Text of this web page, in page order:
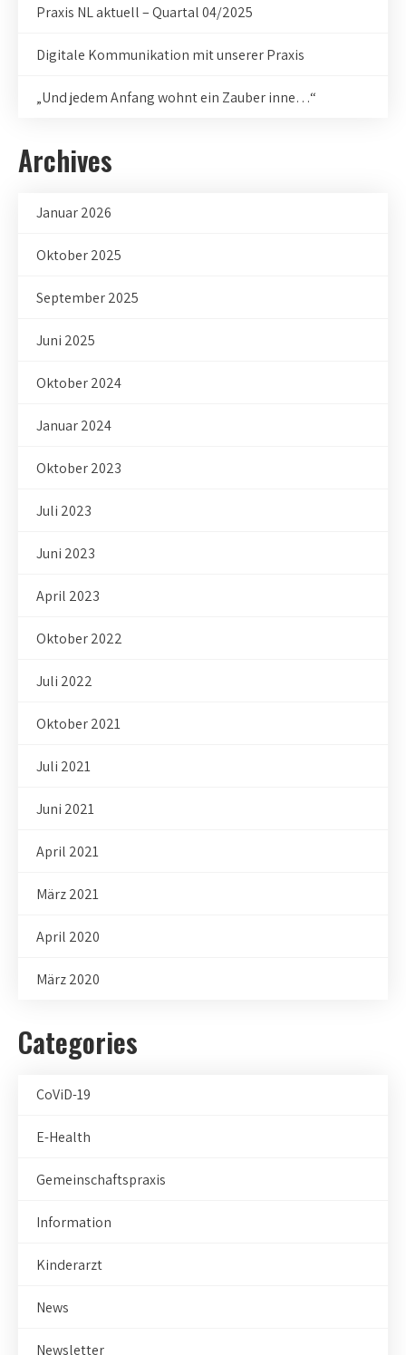
Praxis NL aktuell – Quartal 04/2025
Digitale Kommunikation mit unserer Praxis
„Und jedem Anfang wohnt ein Zauber inne…“
Archives
Januar 2026
Oktober 2025
September 2025
Juni 2025
Oktober 2024
Januar 2024
Oktober 2023
Juli 2023
Juni 2023
April 2023
Oktober 2022
Juli 2022
Oktober 2021
Juli 2021
Juni 2021
April 2021
März 2021
April 2020
März 2020
Categories
CoViD-19
E-Health
Gemeinschaftspraxis
Information
Kinderarzt
News
Newsletter